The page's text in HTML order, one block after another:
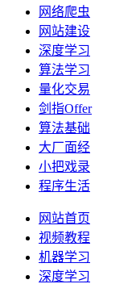
网络爬虫
网站建设
深度学习
算法学习
量化交易
剑指Offer
算法基础
大厂面经
小把戏录
程序生活
网站首页
视频教程
机器学习
深度学习